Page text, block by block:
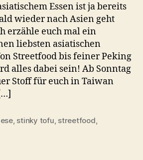
Essen ist ja bereits
wieder nach Asien geht
erzähle euch mal ein
liebsten asiatischen
Streetfood bis feiner Peking
alles dabei sein! Ab Sonntag
Stoff für euch in Taiwan
, stinky tofu, streetfood,